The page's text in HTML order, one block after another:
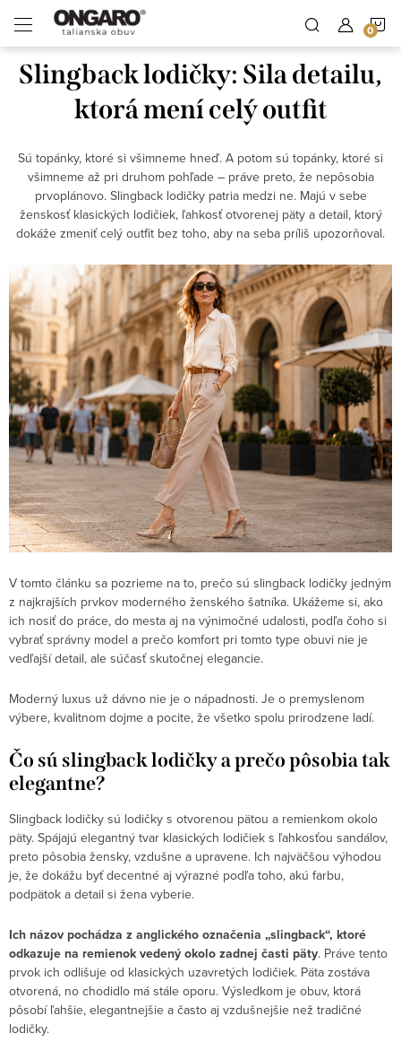
obsah
Ongaro Magazín o móde
Slingback lodičky: Sila detailu,
ktorá mení celý outfit
Sú topánky, ktoré si všimneme hneď. A potom sú topánky, ktoré si
všimneme až pri druhom pohľade – práve preto, že nepôsobia
prvoplánovo. Slingback lodičky patria medzi ne. Majú v sebe
ženskosť klasických lodičiek, ľahkosť otvorenej päty a detail, ktorý
dokáže zmeniť celý outfit bez toho, aby na seba príliš upozorňoval.
V tomto článku sa pozrieme na to, prečo sú slingback lodičky jedným
z najkrajších prvkov moderného ženského šatníka. Ukážeme si, ako
ich nosiť do práce, do mesta aj na výnimočné udalosti, podľa čoho si
vybrať správny model a prečo komfort pri tomto type obuvi nie je
vedľajší detail, ale súčasť skutočnej elegancie.
Moderný luxus už dávno nie je o nápadnosti. Je o premyslenom
výbere, kvalitnom dojme a pocite, že všetko spolu prirodzene ladí.
Čo sú slingback lodičky a prečo pôsobia tak
elegantne?
Slingback lodičky sú lodičky s otvorenou pätou a remienkom okolo
päty. Spájajú elegantný tvar klasických lodičiek s ľahkosťou sandálov,
preto pôsobia žensky, vzdušne a upravene. Ich najväčšou výhodou
je, že dokážu byť decentné aj výrazné podľa toho, akú farbu,
podpätok a detail si žena vyberie.
Ich názov pochádza z anglického označenia „slingback“, ktoré
odkazuje na remienok vedený okolo zadnej časti päty. Práve tento
prvok ich odlišuje od klasických uzavretých lodičiek. Päta zostáva
otvorená, no chodidlo má stále oporu. Výsledkom je obuv, ktorá
pôsobí ľahšie, elegantnejšie a často aj vzdušnejšie než tradičné
lodičky.